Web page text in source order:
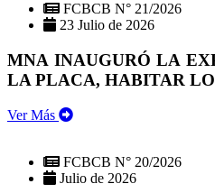
FCBCB N° 21/2026
23 Julio de 2026
MNA INAUGURÓ LA
LA PLACA, HABITAR
Ver Más
FCBCB N° 20/2026
Julio de 2026